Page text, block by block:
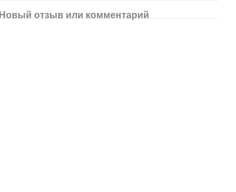
Новый отзыв или комментарий